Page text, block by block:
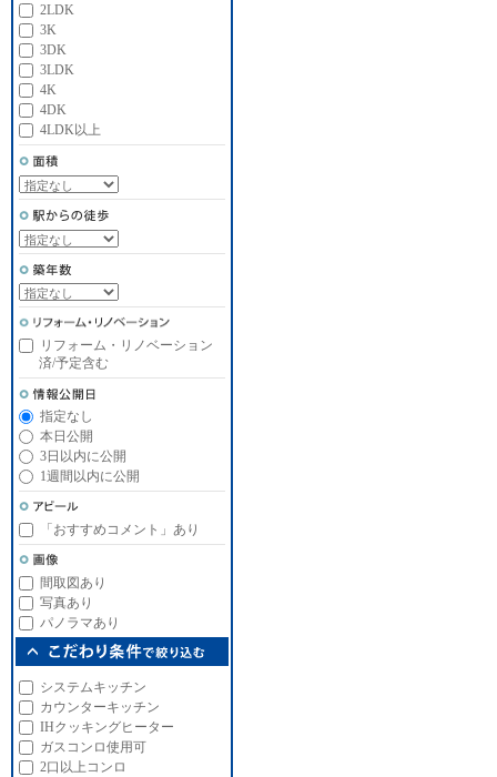
2LDK
3K
3DK
3LDK
4K
4DK
4LDK以上
リフォーム・リノベーション
済/予定含む
指定なし
本日公開
3日以内に公開
1週間以内に公開
「おすすめコメント」あり
間取図あり
写真あり
パノラマあり
システムキッチン
カウンターキッチン
IHクッキングヒーター
ガスコンロ使用可
2口以上コンロ